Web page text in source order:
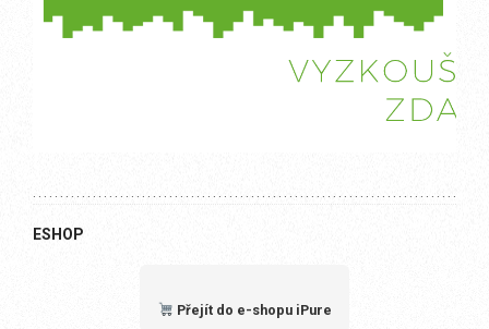
ESHOP
Přejít do e-shopu iPure